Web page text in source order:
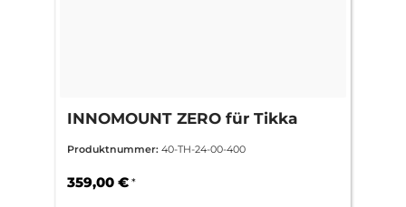
INNOMOUNT ZERO für Tikka
Tube/Thermal (30mm)
Produktnummer: 40-TH-24-00-400
359,00 € *